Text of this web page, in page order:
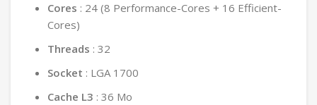
Cores : 24 (8 Performance-Cores + 16 Efficient-
Cores)
Threads : 32
Socket : LGA 1700
Cache L3 : 36 Mo